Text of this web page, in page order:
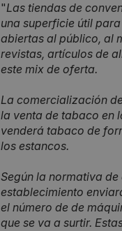
"Las tiendas de
una superficie útil
abiertas al público, al
revistas, artículos de
este mix de oferta.
La comercialización
la venta de tabaco en
venderá tabaco de
los estancos.
Según la normativa
establecimiento
el número de de
que se va a surtir.